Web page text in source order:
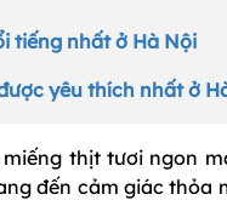
tiếng nhất ở Hà Nội
yêu thích nhất ở
thịt tươi ngon
đến cảm giác thỏa